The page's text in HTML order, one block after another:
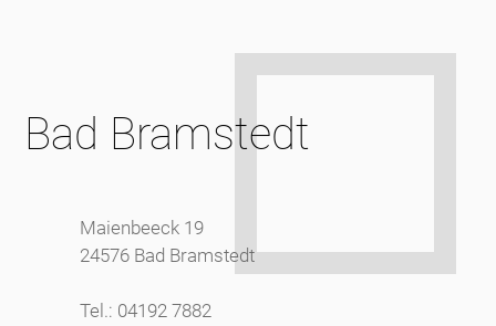
Bad Bramstedt
Maienbeeck 19
24576 Bad Bramstedt
Tel.: 04192 7882